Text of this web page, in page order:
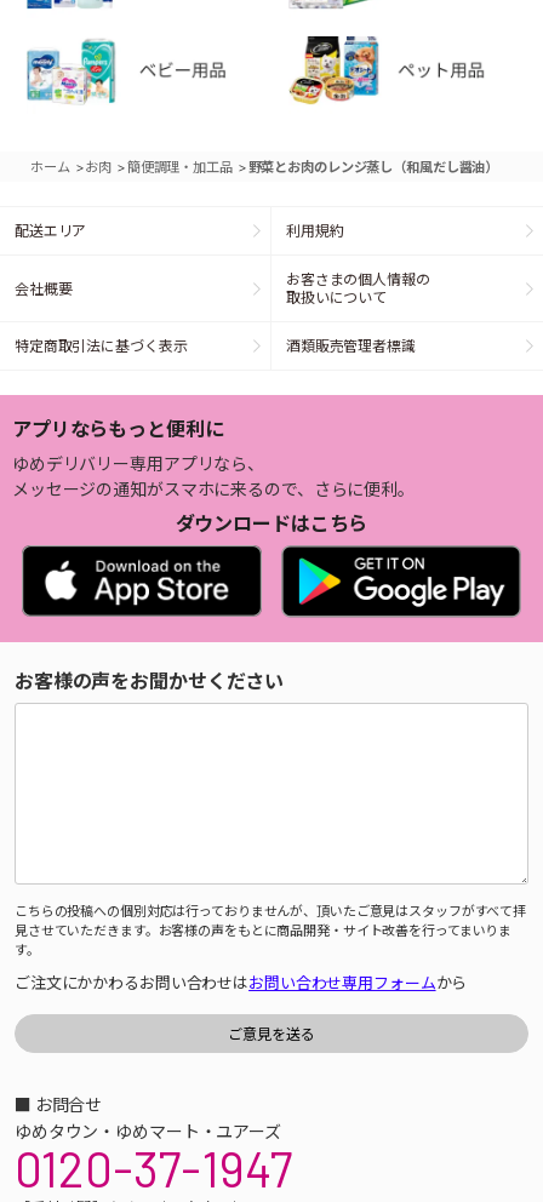
ホーム >お肉 >簡便調理・加工品 > 野菜とお肉のレンジ蒸し（和風だし醤油）
配送エリア 利用規約
会社概要
お客さまの個人情報の
取扱いについて
特定商取引法に基づく表示 酒類販売管理者標識
アプリならもっと便利に
ゆめデリバリー専用アプリなら、
メッセージの通知がスマホに来るので、さらに便利。
ダウンロードはこちら
お客様の声をお聞かせください
こちらの投稿への個別対応は行っておりませんが、頂いたご意見はスタッフがすべて拝
見させていただきます。お客様の声をもとに商品開発・サイト改善を行ってまいりま
す。
ご注文にかかわるお問い合わせはお問い合わせ専用フォームから
■ お問合せ
ゆめタウン・ゆめマート・ユアーズ
0120-37-1947